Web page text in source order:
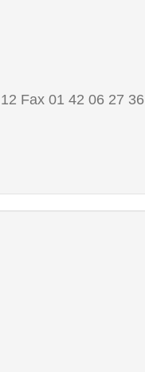
Fax 01 42 06 27 36